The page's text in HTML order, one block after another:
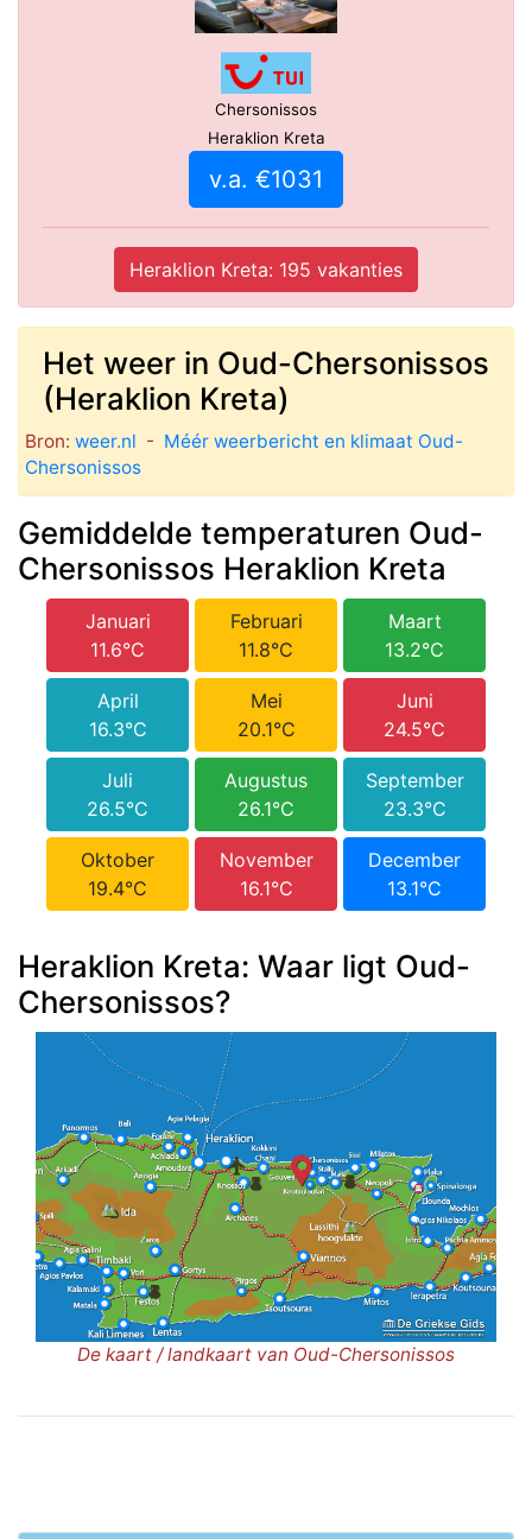
Chersonissos
Heraklion Kreta
v.a. €1031
Heraklion Kreta: 195 vakanties
Het weer in Oud-Chersonissos
(Heraklion Kreta)
Bron: weer.nl - Méér weerbericht en klimaat Oud-
Chersonissos
Gemiddelde temperaturen Oud-
Chersonissos Heraklion Kreta
Januari
11.6°C
Februari
11.8°C
Maart
13.2°C
April
16.3°C
Mei
20.1°C
Juni
24.5°C
Juli
26.5°C
Augustus
26.1°C
September
23.3°C
Oktober
19.4°C
November
16.1°C
December
13.1°C
Heraklion Kreta: Waar ligt Oud-
Chersonissos?
De kaart / landkaart van Oud-Chersonissos